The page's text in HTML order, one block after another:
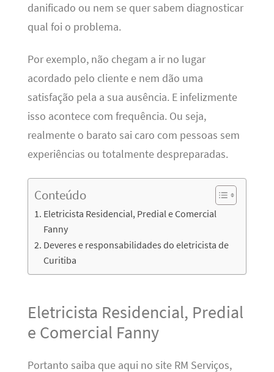
danificado ou nem se quer sabem diagnosticar
qual foi o problema.
Por exemplo, não chegam a ir no lugar
acordado pelo cliente e nem dão uma
satisfação pela a sua ausência. E infelizmente
isso acontece com frequência. Ou seja,
realmente o barato sai caro com pessoas sem
experiências ou totalmente despreparadas.
Conteúdo
Eletricista Residencial, Predial e Comercial
Fanny
Deveres e responsabilidades do eletricista de
Curitiba
Eletricista Residencial, Predial
e Comercial Fanny
Portanto saiba que aqui no site RM Serviços,